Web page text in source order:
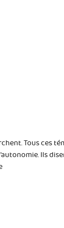
Tous ces
Ils